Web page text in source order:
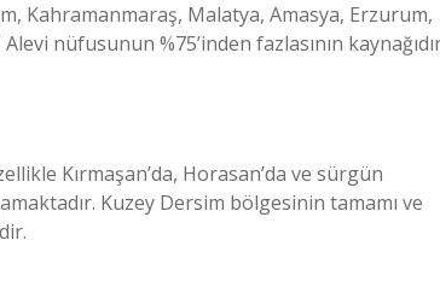
Kahramanmaraş, Malatya, Amasya, Erzurum,
nüfusunun %75’inden fazlasının
Kırmaşan’da, Horasan’da ve sürgün
Kuzey Dersim bölgesinin tamamı ve